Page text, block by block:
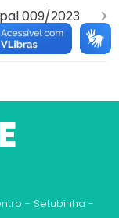
009/2023
- Setubinha -